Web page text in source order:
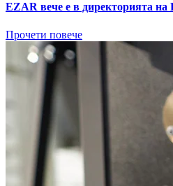
EZAR вече е в директорията
Прочети повече